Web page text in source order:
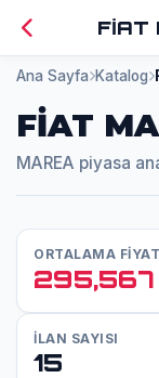
FİAT
Ana Sayfa Katalog
FİAT
MAREA piyasa
ORTALAMA FİYAT
295,567
İLAN SAYISI
15